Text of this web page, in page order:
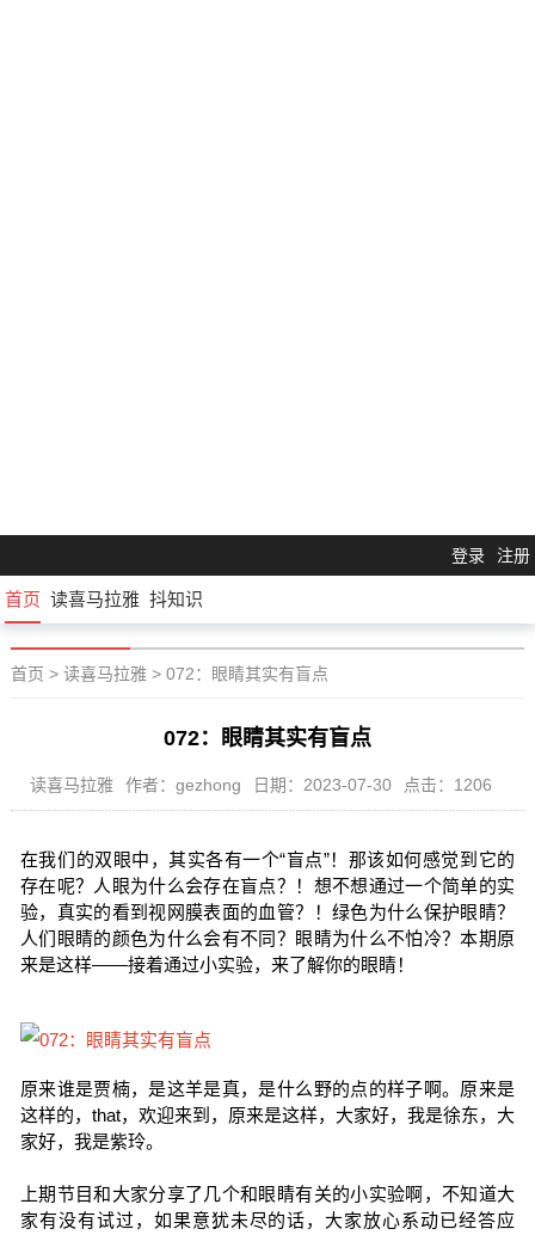
登录 注册
首页 读喜马拉雅 抖知识
首页 > 读喜马拉雅> 072：眼睛其实有盲点
072：眼睛其实有盲点
读喜马拉雅 作者：gezhong 日期：2023-07-30 点击：1206
在我们的双眼中，其实各有一个“盲点”！那该如何感觉到它的
存在呢？人眼为什么会存在盲点？！想不想通过一个简单的实
验，真实的看到视网膜表面的血管？！绿色为什么保护眼睛？
人们眼睛的颜色为什么会有不同？眼睛为什么不怕冷？本期原
来是这样——接着通过小实验，来了解你的眼睛！
原来谁是贾楠，是这羊是真，是什么野的点的样子啊。原来是
这样的，that，欢迎来到，原来是这样，大家好，我是徐东，大
家好，我是紫玲。
上期节目和大家分享了几个和眼睛有关的小实验啊，不知道大
家有没有试过，如果意犹未尽的话，大家放心系动已经答应